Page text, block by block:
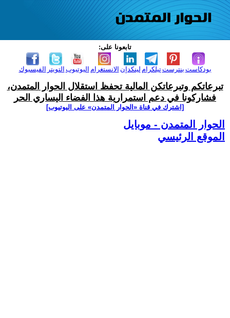
تابعونا على:
الفيسبوك التويتر اليوتيوب الانستغرام لينكدإن تيلكرامبنترست بودكاست
تبرعاتكم وتبرعاتكن المالية تحفظ استقلال الحوار المتمدن،
فشاركونا في دعم استمرارية هذا الفضاء اليساري الحر
[اشترك في قناة ‫«الحوار المتمدن» على اليوتيوب]
الحوار المتمدن - موبايل
الموقع الرئيسي